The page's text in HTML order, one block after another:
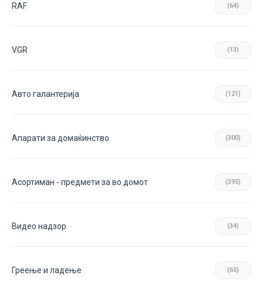
RAF (64)
VGR (13)
Авто галантерија (121)
Апарати за домаќинство (300)
Асортиман - предмети за во домот (395)
Видео надзор (34)
Греење и ладење (65)